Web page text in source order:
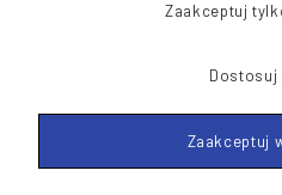
Made
Zaakceptuj
Dostosuj
Zaakceptuj